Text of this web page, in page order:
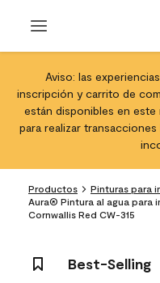
Aviso: las
inscripción y carrito de
están disponibles en este
para realizar
Productos
Pinturas para
Aura® Pintura al agua para
Cornwallis Red CW-315
Best-Selling